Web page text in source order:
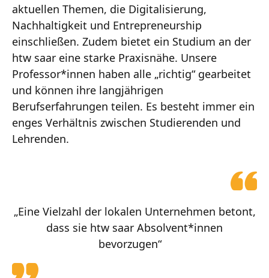
aktuellen Themen, die Digitalisierung,
Nachhaltigkeit und Entrepreneurship
einschließen. Zudem bietet ein Studium an der
htw saar eine starke Praxisnähe. Unsere
Professor*innen haben alle „richtig“ gearbeitet
und können ihre langjährigen
Berufserfahrungen teilen. Es besteht immer ein
enges Verhältnis zwischen Studierenden und
Lehrenden.
„Eine Vielzahl der lokalen Unternehmen betont,
dass sie htw saar Absolvent*innen
bevorzugen“